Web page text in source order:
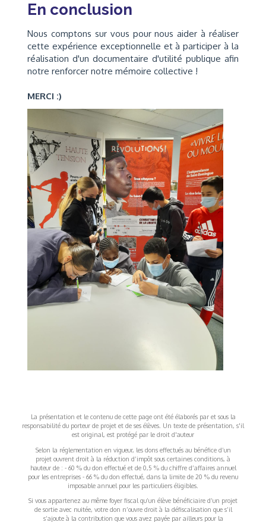
En conclusion
Nous comptons sur vous pour nous aider à réaliser
cette expérience exceptionnelle et à participer à la
réalisation d'un documentaire d'utilité publique afin
notre renforcer notre mémoire collective !
MERCI :)
La présentation et le contenu de cette page ont été élaborés par et sous la
responsabilité du porteur de projet et de ses élèves. Un texte de présentation, s'il
est original, est protégé par le droit d'auteur
Selon la réglementation en vigueur, les dons effectués au bénéfice d’un
projet ouvrent droit à la réduction d’impôt sous certaines conditions, à
hauteur de : - 60 % du don effectué et de 0,5 % du chiffre d’affaires annuel
pour les entreprises - 66 % du don effectué, dans la limite de 20 % du revenu
imposable annuel pour les particuliers éligibles.
Si vous appartenez au même foyer fiscal qu’un élève bénéficiaire d’un projet
de sortie avec nuitée, votre don n’ouvre droit à la défiscalisation que s’il
s’ajoute à la contribution que vous avez payée par ailleurs pour la